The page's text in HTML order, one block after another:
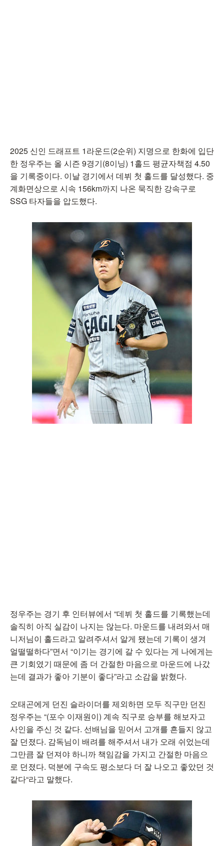
2025 신인 드래프트 1라운드(2순위) 지명으로 한화에 입단
한 정우주는 올 시즌 9경기(8이닝) 1홀드 평균자책점 4.50
을 기록중이다. 이날 경기에서 데뷔 첫 홀드를 달성했다. 중
계화면상으로 시속 156km까지 나온 묵직한 강속구로
SSG 타자들을 압도했다.
정우주는 경기 후 인터뷰에서 “데뷔 첫 홀드를 기록했는데
솔직히 아직 실감이 나지는 않는다. 마운드를 내려와서 매
니저님이 홀드라고 알려주셔서 알게 됐는데 기록이 생겨
얼떨떨하다”면서 “이기는 경기에 갈 수 있다는 게 나에게는
큰 기회였기 때문에 좀 더 간절한 마음으로 마운드에 나갔
는데 결과가 좋아 기분이 좋다”라고 소감을 밝혔다.
오태곤에게 던진 슬라이더를 제외하면 모두 직구만 던진
정우주는 “(포수 이재원이) 계속 직구로 승부를 해보자고
사인을 주신 것 같다. 선배님을 믿어서 고개를 흔들지 않고
잘 던졌다. 감독님이 배려를 해주셔서 내가 오래 쉬었는데
그만큼 잘 던져야 하니까 책임감을 가지고 간절한 마음으
로 던졌다. 덕분에 구속도 평소보다 더 잘 나오고 좋았던 것
같다“라고 말했다.